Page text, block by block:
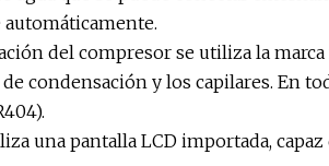
del compresor se utiliza la
condensación y los capilares. En
una pantalla LCD importada,